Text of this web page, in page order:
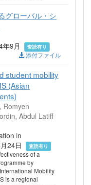
グローバル・シ
年9月
査読有り
添付ファイル
student mobility
(Asian
Romyen
Abdul Latiff
in
24日
査読有り
of a
by
Mobility
is a regional